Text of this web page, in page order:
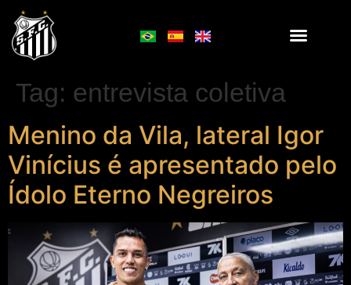
Tag: entrevista coletiva
Menino da Vila, lateral Igor
Vinícius é apresentado pelo
Ídolo Eterno Negreiros